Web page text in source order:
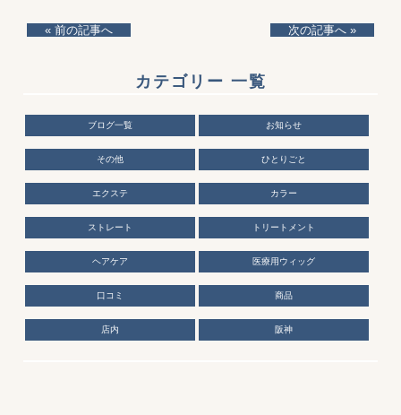
« 前の記事へ 次の記事へ »
カテゴリー 一覧
ブログ一覧 お知らせ
その他 ひとりごと
エクステ カラー
ストレート トリートメント
ヘアケア 医療用ウィッグ
口コミ 商品
店内 阪神